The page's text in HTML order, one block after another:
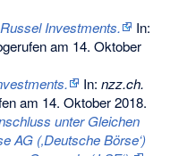
Investments.
In:
am 14. Oktober
In:nzz.ch.
am 14. Oktober 2018.
unter Gleichen
AG (‚Deutsche Börse‘)